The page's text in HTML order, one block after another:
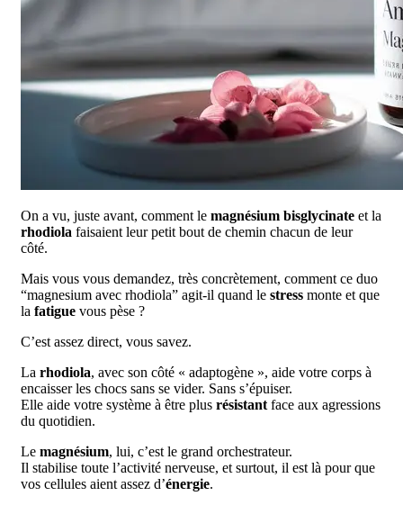
On a vu, juste avant, comment le magnésium bisglycinate et la
rhodiola faisaient leur petit bout de chemin chacun de leur
côté.
Mais vous vous demandez, très concrètement, comment ce duo
“magnesium avec rhodiola” agit-il quand le stress monte et que
la fatigue vous pèse ?
C’est assez direct, vous savez.
La rhodiola, avec son côté « adaptogène », aide votre corps à
encaisser les chocs sans se vider. Sans s’épuiser.
Elle aide votre système à être plus résistant face aux agressions
du quotidien.
Le magnésium, lui, c’est le grand orchestrateur.
Il stabilise toute l’activité nerveuse, et surtout, il est là pour que
vos cellules aient assez d’énergie.